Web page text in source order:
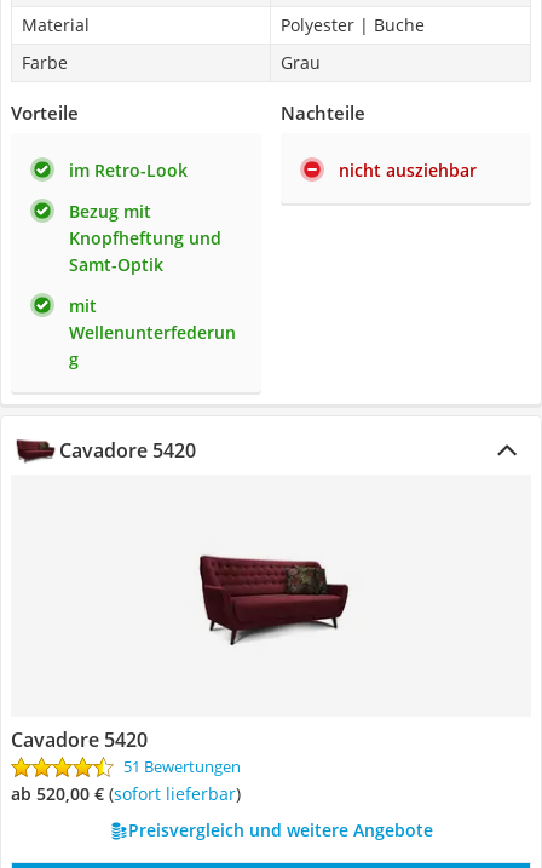
Material
Polyester | Buche
Farbe
Grau
Vorteile
im Retro-Look
Bezug mit
Knopfheftung und
Samt-Optik
mit
Wellenunterfederun
g
Nachteile
nicht ausziehbar
Cavadore 5420
Cavadore 5420
51 Bewertungen
ab 520,00 € ( Sofort lieferbar)
Preisvergleich und weitere Angebote